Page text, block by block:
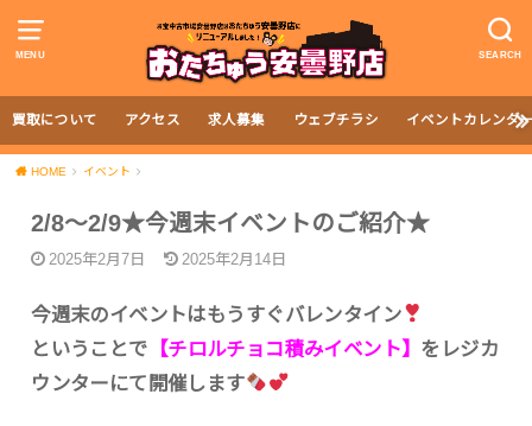
MENU SEARCH
買取について アクセス 求人募集 ウェブチラシ イベントカレンダ
HOME イベント
2/8～2/9★今週末イベントのご紹介★
2025年2月7日 2025年2月14日
今週末のイベントはもうすぐバレンタイン
ということで 【チロルチョコ積みイベント】 をレジカ
ウンターにて開催します